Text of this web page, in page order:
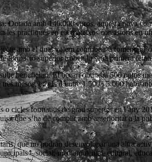
Dotada amb 140.000 euros, aquesta nova
pràctiques en els mateixos consistoris en
amb el qual volem contribuir a fomentar
formació superior troben la seua primera
beneficiari. El becari obtindrà 500 euros
mesos, en els d’entre 1.500 i 5.000
o cicles formatius de grau superior en l’any
que s’ha de complir amb anterioritat a la
que no podran desenvolupar una altra
– social, mediambiental, cultural,